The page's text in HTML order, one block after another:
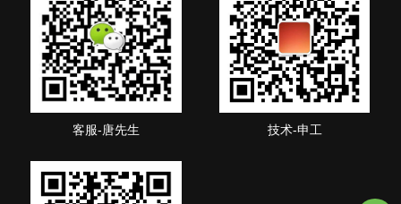
客服-唐先生 技术-申工